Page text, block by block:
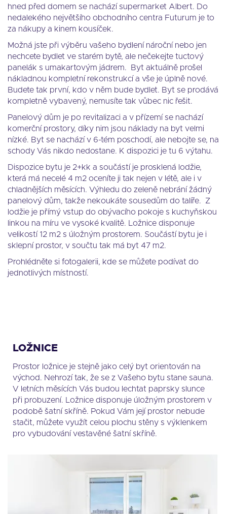
hned před domem se nachází supermarket Albert. Do
nedalekého největšího obchodního centra Futurum je to
za nákupy a kinem kousíček.
Možná jste při výběru vašeho bydlení nároční nebo jen
nechcete bydlet ve starém bytě, ale nečekejte tuctový
panelák s umakartovým jádrem. Byt aktuálně prošel
nákladnou kompletní rekonstrukcí a vše je úplně nové.
Budete tak první, kdo v něm bude bydlet. Byt se prodává
kompletně vybavený, nemusíte tak vůbec nic řešit.
Panelový dům je po revitalizaci a v přízemí se nachází
komerční prostory, díky nim jsou náklady na byt velmi
nízké. Byt se nachází v 6-tém poschodí, ale nebojte se, na
schody Vás nikdo nedostane. K dispozici je tu 6 výtahu.
Dispozice bytu je 2+kk a součástí je prosklená lodžie,
která má necelé 4 m2 oceníte ji tak nejen v létě, ale i v
chladnějších měsících. Výhledu do zeleně nebrání žádný
panelový dům, takže nekoukáte sousedům do talíře. Z
lodžie je přímý vstup do obývacího pokoje s kuchyňskou
linkou na míru ve vysoké kvalitě. Ložnice disponuje
velikostí 12 m2 s úložným prostorem. Součástí bytu je i
sklepní prostor, v součtu tak má byt 47 m2.
Prohlédněte si fotogalerii, kde se můžete podívat do
jednotlivých místností.
LOŽNICE
Prostor ložnice je stejně jako celý byt orientován na
východ. Nehrozí tak, že se z Vašeho bytu stane sauna.
V letních měsících Vás budou lechtat paprsky slunce
při probuzení. Ložnice disponuje úložným prostorem v
podobě šatní skříně. Pokud Vám její prostor nebude
stačit, můžete využít celou plochu stěny s výklenkem
pro vybudování vestavěné šatní skříně.